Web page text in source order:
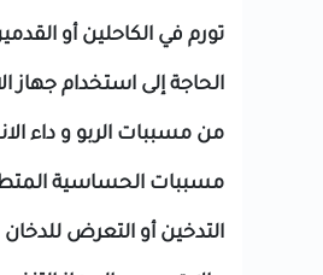
تورم في الكاحلين أو
الحاجة إلى استخدام جهاز
من مسببات الربو و داء
مسببات الحساسية
التدخين أو التعرض للدخان